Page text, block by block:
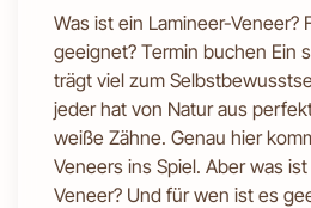
Was ist ein Lamineer-Veneer?
geeignet? Termin buchen Ein
trägt viel zum
jeder hat von Natur aus
weiße Zähne. Genau hier
Veneers ins Spiel. Aber was
Veneer? Und für wen ist es